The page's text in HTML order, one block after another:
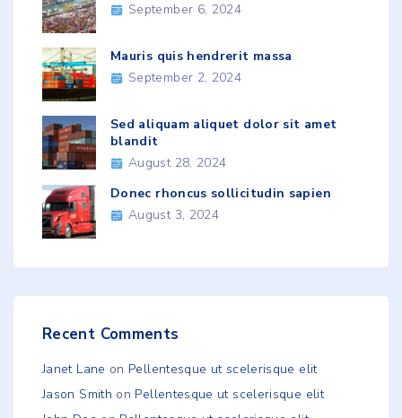
September 6, 2024
Mauris quis hendrerit massa
September 2, 2024
Sed aliquam aliquet dolor sit amet
blandit
August 28, 2024
Donec rhoncus sollicitudin sapien
August 3, 2024
Recent Comments
Janet Lane on Pellentesque ut scelerisque elit
Jason Smith on Pellentesque ut scelerisque elit